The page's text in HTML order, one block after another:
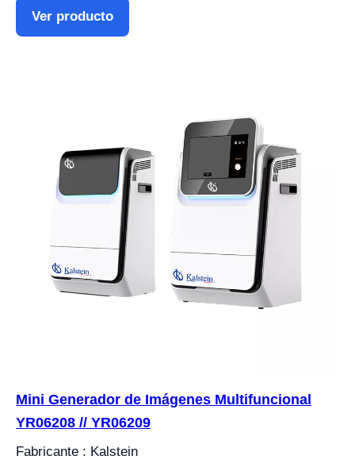
Ver producto
Mini Generador de Imágenes Multifuncional
YR06208 // YR06209
Fabricante : Kalstein